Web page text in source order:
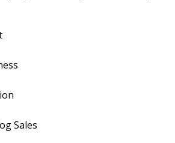
Sales